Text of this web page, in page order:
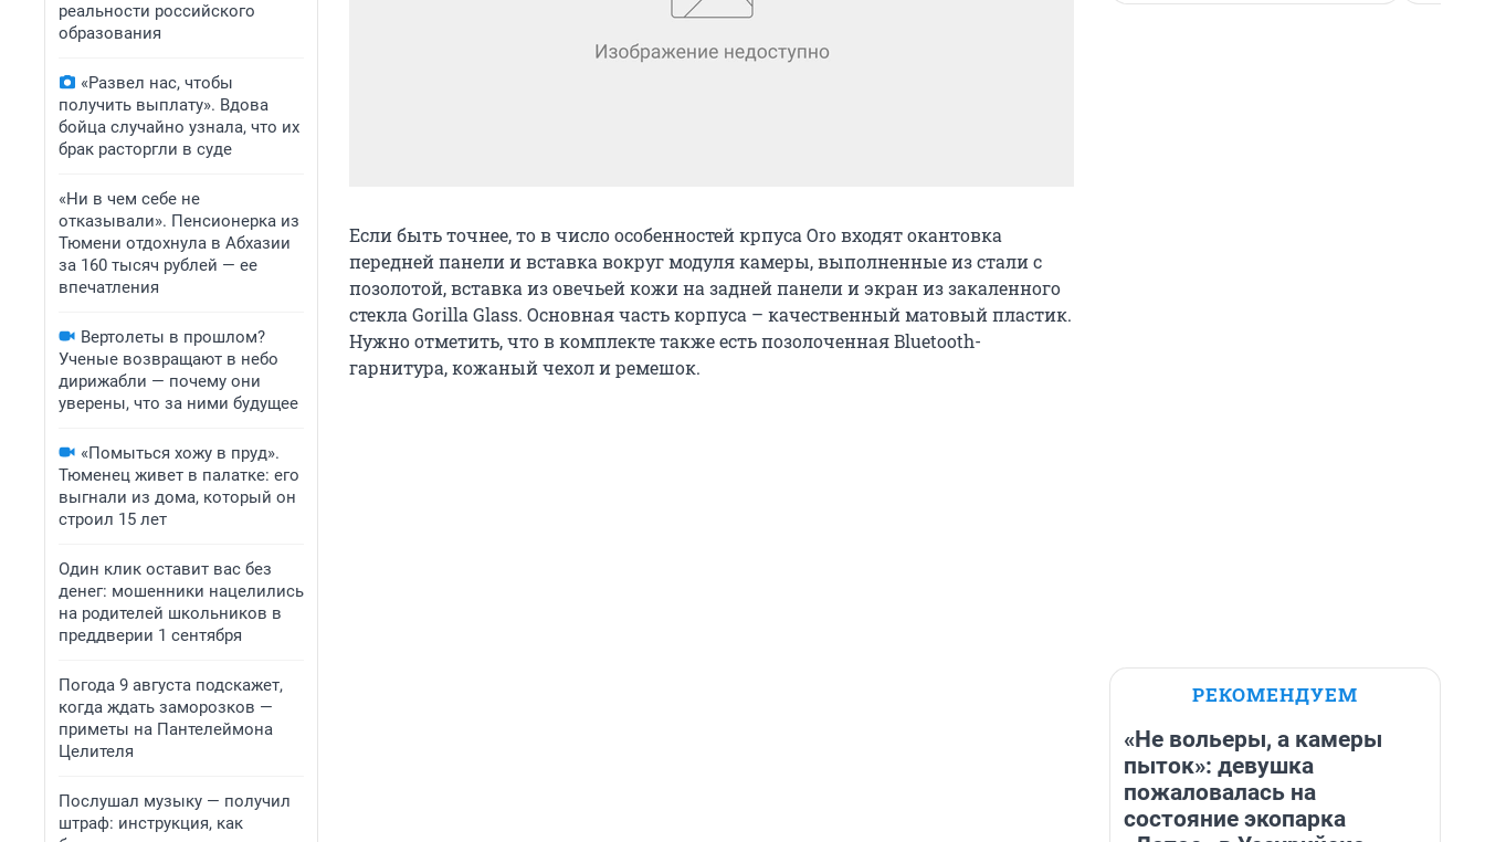
реальности российского
образования
«Развел нас, чтобы
получить выплату». Вдова
бойца случайно узнала, что их
брак расторгли в суде
«Ни в чем себе не
отказывали». Пенсионерка из
Тюмени отдохнула в Абхазии
за 160 тысяч рублей — ее
впечатления
Вертолеты в прошлом?
Ученые возвращают в небо
дирижабли — почему они
уверены, что за ними будущее
«Помыться хожу в пруд».
Тюменец живет в палатке: его
выгнали из дома, который он
строил 15 лет
Один клик оставит вас без
денег: мошенники нацелились
на родителей школьников в
преддверии 1 сентября
Погода 9 августа подскажет,
когда ждать заморозков —
приметы на Пантелеймона
Целителя
Послушал музыку — получил
штраф: инструкция, как
Если быть точнее, то в число особенностей крпуса Oro входят окантовка
передней панели и вставка вокруг модуля камеры, выполненные из стали с
позолотой, вставка из овечьей кожи на задней панели и экран из закаленного
стекла Gorilla Glass. Основная часть корпуса – качественный матовый пластик.
Нужно отметить, что в комплекте также есть позолоченная Bluetooth-
гарнитура, кожаный чехол и ремешок.
РЕКОМЕНДУЕМ
«Не вольеры, а камеры
пыток»: девушка
пожаловалась на
состояние экопарка